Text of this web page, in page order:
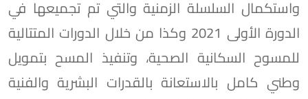
واستكمال السلسلة الزمنية والتي تم تجميعها في
الدورة الأولى 2021 وكذا من خلال الدورات المتتالية
للمسوح السكانية الصحية، وتنفيذ المسح بتمويل
وطني كامل بالاستعانة بالقدرات البشرية والفنية